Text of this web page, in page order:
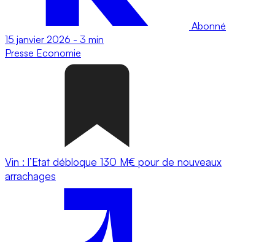
Abonné
15 janvier 2026 - 3 min
Presse Economie
Vin : l’Etat débloque 130 M€ pour de nouveaux
arrachages